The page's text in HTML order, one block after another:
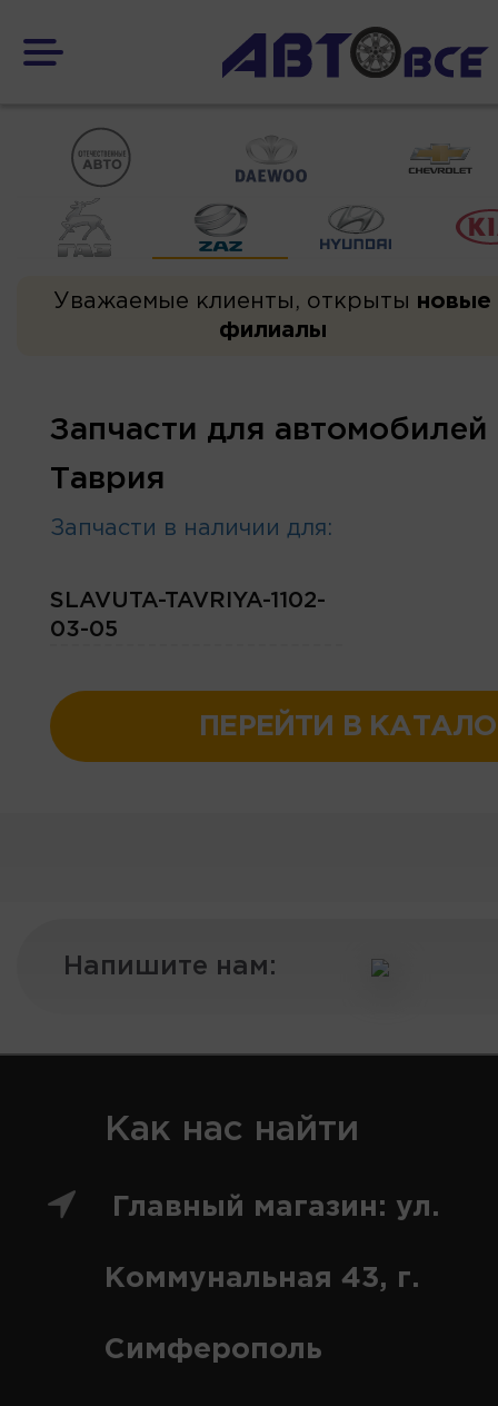
Уважаемые клиенты, открыты новые
филиалы
Запчасти для
Таврия
Запчасти в наличии для:
SLAVUTA-TAVRIYA-1102-
03-05
ПЕРЕЙТИ В
Напишите нам:
Как нас найти
Главный магазин: ул.
Коммунальная 43, г.
Симферополь